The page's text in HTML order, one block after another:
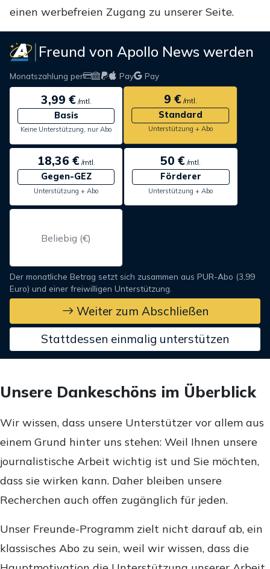
einen werbefreien Zugang zu unserer Seite.
Freund von Apollo News werden
Monatszahlung per Pay Pay
3,99 €/mtl.
Basis
Keine Unterstützung, nur Abo
9 €/mtl.
Standard
Unterstützung + Abo
18,36 €/mtl.
Gegen-GEZ
Unterstützung + Abo
50 € /mtl.
Förderer
Unterstützung + Abo
Der monatliche Betrag setzt sich zusammen aus PUR-Abo (3,99
Euro) und einer freiwilligen Unterstützung.
Weiter zum Abschließen
Stattdessen einmalig unterstützen
Unsere Dankeschöns im Überblick
Wir wissen, dass unsere Unterstützer vor allem aus
einem Grund hinter uns stehen: Weil Ihnen unsere
journalistische Arbeit wichtig ist und Sie möchten,
dass sie wirken kann. Daher bleiben unsere
Recherchen auch offen zugänglich für jeden.
Unser Freunde-Programm zielt nicht darauf ab, ein
klassisches Abo zu sein, weil wir wissen, dass die